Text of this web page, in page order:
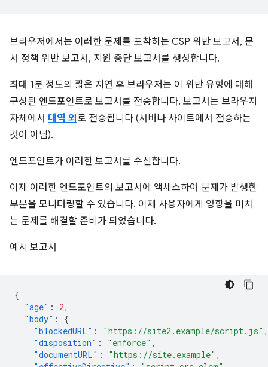
브라우저에서는 이러한 문제를 포착하는 CSP 위반 보고서, 문
서 정책 위반 보고서, 지원 중단 보고서를 생성합니다.
최대 1분 정도의 짧은 지연 후 브라우저는 이 위반 유형에 대해
구성된 엔드포인트로 보고서를 전송합니다. 보고서는 브라우저
자체에서 대역 외 로 전송됩니다 (서버나 사이트에서 전송하는
것이 아님).
엔드포인트가 이러한 보고서를 수신합니다.
이제 이러한 엔드포인트의 보고서에 액세스하여 문제가 발생한
부분을 모니터링할 수 있습니다. 이제 사용자에게 영향을 미치
는 문제를 해결할 준비가 되었습니다.
예시 보고서
{
"age" : 2,
"body" :
{
"blockedURL" : "https://site2.example/script.js" ,
"disposition" : "enforce" ,
"documentURL" : "https://site.example" ,